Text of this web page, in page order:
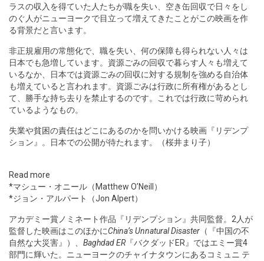
ラスの収入を得ていた人たちが職を失い、空き缶回収で日々をし
のぐ人がニューヨークで目立って増えてきたことがこの映画を作
る背景だと言います。
非正規雇用の常態化で、職を失い、何の保障も得られない人々は
日本でも急増しています。資源ごみの回収で暮らす人々も増えて
いるなか、日本では資源ごみの回収に対する規制を強める自治体
も増えていると言われます。資源ごみは行政に所有権があるとし
て、勝手な持ち去りを禁止するのです。これでは行政に苛められ
ているようなもの。
失業や貧困の責任はどこにあるのかを問いかける映画『リデンプ
ション』。日本での公開が待たれます。（桜井まり子）
Read more
*マシュー・オニール（Matthew O’Neill）
*ジョン・アルパート（Jon Alpert）
アカデミー賞ノミネート作品『リデンプション』共同監督。2人が
監督した映画はこのほかにChina’s Unnatural Disaster （『中国の不
自然な大災害』）、 Baghdad ER『バクダッドER』ではエミー賞4
部門に輝いた。ニューヨークのチャイナタウンにあるコミュニ テ